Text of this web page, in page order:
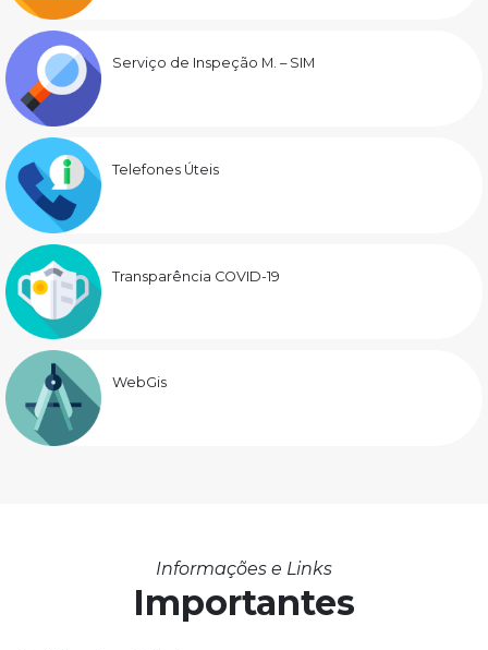
Serviço de Inspeção M. – SIM
Telefones Úteis
Transparência COVID-19
WebGis
Informações e Links
Importantes